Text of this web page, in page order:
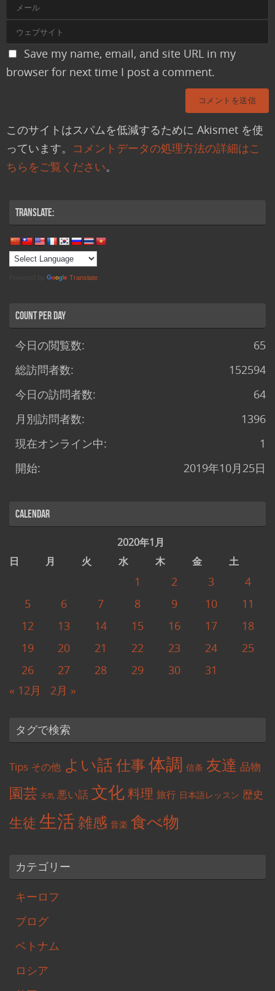
Save my name, email, and site URL in my
browser for next time I post a comment.
このサイトはスパムを低減するために Akismet を使
っています。
コメントデータの処理方法の詳細はこ
ちらをご覧ください。
Translate:
Translate
Count per Day
65
今日の閲覧数:
152594
総訪問者数:
64
今日の訪問者数:
1396
月別訪問者数:
1
現在オンライン中:
2019年10月25日
開始:
Calendar
2020年1月
日
月 火 水 木 金 土
1 2 3
4
5
6 7 8 9 10
11
12
13 14 15 16 17
18
19
20 21 22 23 24
25
26
27 28 29 30
31
« 12月
2月 »
タグで検索
Tips その他 よい話仕事体調 信条 友達 品物
園芸 天気 悪い話 文化料理 旅行 日本語レッスン 歴史
生徒 生活雑感 音楽 食べ物
カテゴリー
キーロフ
ブログ
ベトナム
ロシア